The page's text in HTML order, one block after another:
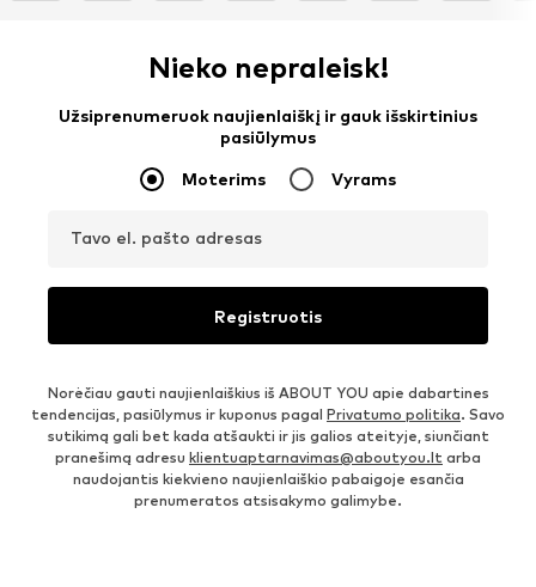
Nieko nepraleisk!
Užsiprenumeruok naujienlaiškį ir gauk išskirtinius
pasiūlymus
Moterims Vyrams
Tavo el. pašto adresas
Registruotis
Norėčiau gauti naujienlaiškius iš ABOUT YOU apie dabartines
tendencijas, pasiūlymus ir kuponus pagal Privatumo politika. Savo
sutikimą gali bet kada atšaukti ir jis galios ateityje, siunčiant
pranešimą adresu klientuaptarnavimas@aboutyou.lt arba
naudojantis kiekvieno naujienlaiškio pabaigoje esančia
prenumeratos atsisakymo galimybe.